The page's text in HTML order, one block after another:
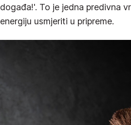
događa!'. To je jedna predivna
energiju usmjeriti u pripreme.